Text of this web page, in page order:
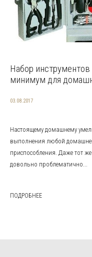
Набор
минимум для
03.08.2017
Настоящему домашнему
выполнения любой
приспособления. Даже тот
довольно проблематично...
ПОДРОБНЕЕ